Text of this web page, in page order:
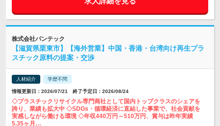
株式会社パンテック
【滋賀県栗東市】【海外営業】中国・香港・台湾向け再生プラ
スチック原料の提案・交渉
人材紹介 学歴不問
情報更新日：2026/07/21 終了予定日：2026/08/24
◇プラスチックリサイクル専門商社として国内トップクラスのシェアを
誇り、業績も拡大中 ◇SDGs・循環経済に直結した事業で、社会貢献を
実感しながら働ける環境 ◇年収440万円～510万円、賞与は昨年実績
5.35ヶ月…